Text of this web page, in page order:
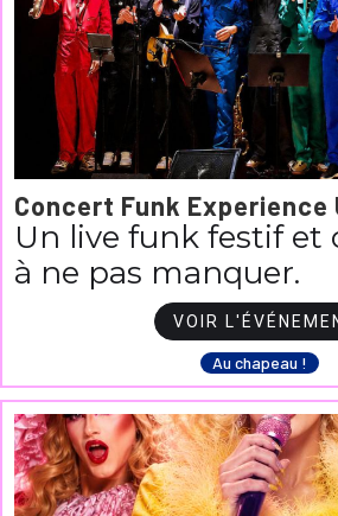
Concert Funk Experience
Un live funk festif et
à ne pas manquer.
VOIR
Au chapeau !